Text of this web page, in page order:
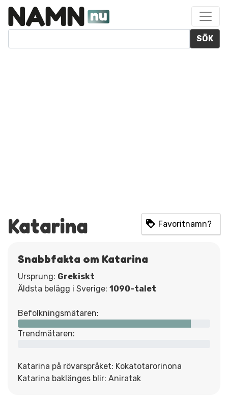
SÖK
Katarina Favoritnamn?
Snabbfakta om Katarina
Ursprung: Grekiskt
Äldsta belägg i Sverige: 1090-talet
Befolkningsmätaren:
Trendmätaren:
Katarina på rövarspråket: Kokatotarorinona
Katarina baklänges blir: Aniratak